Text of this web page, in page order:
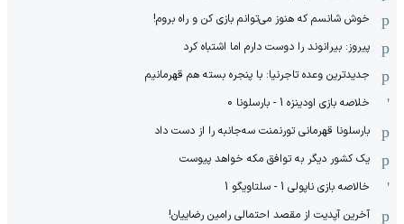
خوش شانسم که هنوز می‌توانم بازی کن و راه بروم!
پیروز: بیرانوند را دوست دارم اما اشتباه کرد
جدیدترین وعده تاجرنیا: با پنجره بسته هم قهرمانیم
خلاصه بازی اودینزه 1 - بارسلونا 0
بارسلونا قهرمانی تورنمنت سه‌جانبه را از دست داد
یک کشور دیگر به توافق مکه خواهد پیوست
خالاصه بازی ناپولی 1 - سلتاویگو 1
آخرین آپدیت از مقصد احتمالی رامین رضاییان!